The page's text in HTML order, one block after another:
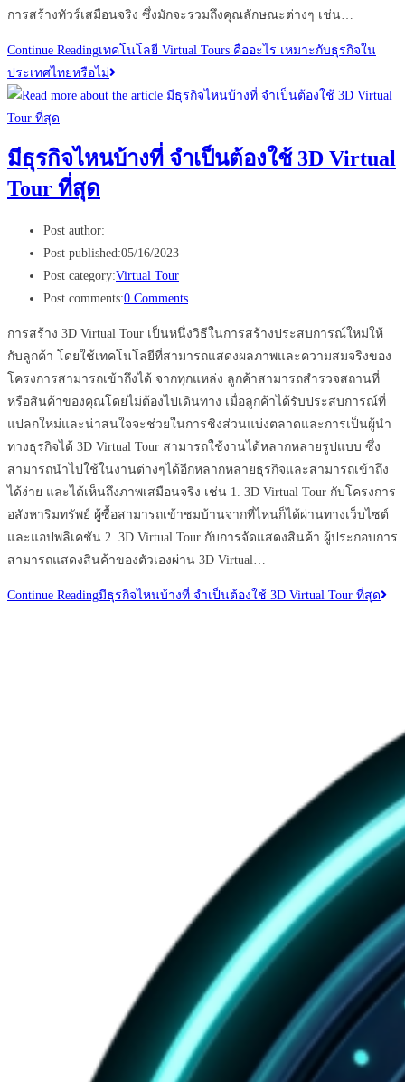
การสร้างทัวร์เสมือนจริง ซึ่งมักจะรวมถึงคุณลักษณะต่างๆ เช่น…
Continue Readingเทคโนโลยี Virtual Tours คืออะไร เหมาะกับธุรกิจใน
ประเทศไทยหรือไม่
มีธุรกิจไหนบ้างที่ จำเป็นต้องใช้ 3D Virtual
Tour ที่สุด
Post author:
Post published:05/16/2023
Post category:Virtual Tour
Post comments:0 Comments
การสร้าง 3D Virtual Tour เป็นหนึ่งวิธีในการสร้างประสบการณ์ใหม่ให้
กับลูกค้า โดยใช้เทคโนโลยีที่สามารถแสดงผลภาพและความสมจริงของ
โครงการสามารถเข้าถึงได้ จากทุกแหล่ง ลูกค้าสามารถสำรวจสถานที่
หรือสินค้าของคุณโดยไม่ต้องไปเดินทาง เมื่อลูกค้าได้รับประสบการณ์ที่
แปลกใหม่และน่าสนใจจะช่วยในการชิงส่วนแบ่งตลาดและการเป็นผู้นำ
ทางธุรกิจได้ 3D Virtual Tour สามารถใช้งานได้หลากหลายรูปแบบ ซึ่ง
สามารถนำไปใช้ในงานต่างๆได้อีกหลากหลายธุรกิจและสามารถเข้าถึง
ได้ง่าย และได้เห็นถึงภาพเสมือนจริง เช่น 1. 3D Virtual Tour กับโครงการ
อสังหาริมทรัพย์ ผู้ซื้อสามารถเข้าชมบ้านจากที่ไหนก็ได้ผ่านทางเว็บไซต์
และแอปพลิเคชัน 2. 3D Virtual Tour กับการจัดแสดงสินค้า ผู้ประกอบการ
สามารถแสดงสินค้าของตัวเองผ่าน 3D Virtual…
Continue Readingมีธุรกิจไหนบ้างที่ จำเป็นต้องใช้ 3D Virtual Tour ที่สุด